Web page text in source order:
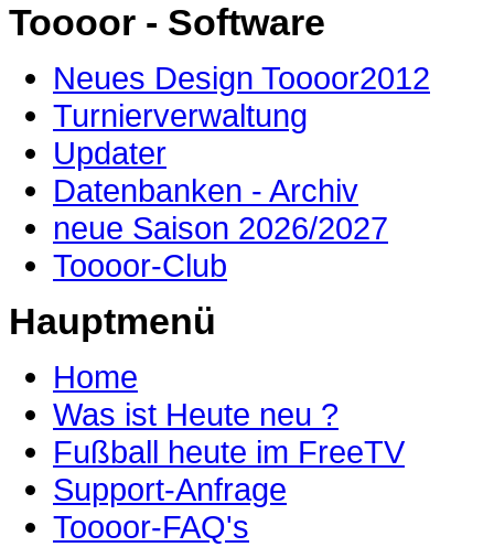
Toooor - Software
Neues Design Toooor2012
Turnierverwaltung
Updater
Datenbanken - Archiv
neue Saison 2026/2027
Toooor-Club
Hauptmenü
Home
Was ist Heute neu ?
Fußball heute im FreeTV
Support-Anfrage
Toooor-FAQ's